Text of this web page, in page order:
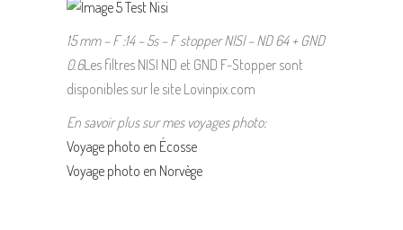
15 mm – F :14 – 5s – F stopper NISI – ND 64 + GND
0.6Les filtres NISI ND et GND F-Stopper sont
disponibles sur le site Lovinpix.com
En savoir plus sur mes voyages photo:
Voyage photo en Écosse
Voyage photo en Norvège